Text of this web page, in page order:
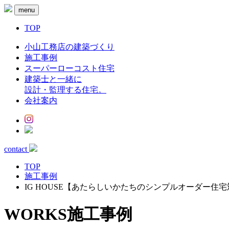
menu
TOP
小山工務店の建築づくり
施工事例
スーパーローコスト住宅
建築士と一緒に
設計・監理する住宅。
会社案内
contact
TOP
施工事例
IG HOUSE【あたらしいかたちのシンプルオーダー住宅
WORKS施工事例